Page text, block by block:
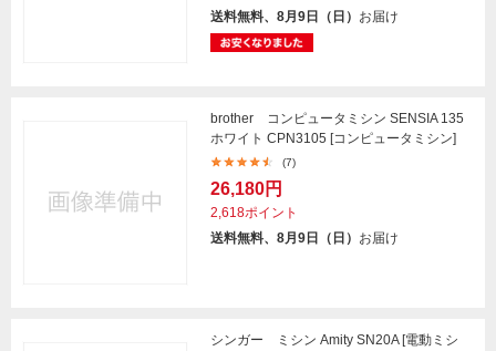
送料無料、8月9日（日） お届け
brother コンピュータミシン SENSIA 135
ホワイト CPN3105 [コンピュータミシン]
(7)
26,180円
2,618ポイント
送料無料、8月9日（日） お届け
シンガー ミシン Amity SN20A [電動ミシ